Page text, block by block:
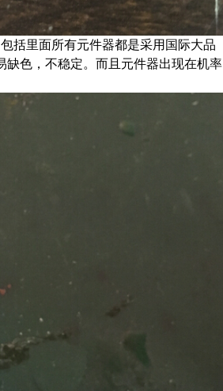
括里面所有元件器都是采用国际大品
缺色，不稳定。而且元件器出现在机率